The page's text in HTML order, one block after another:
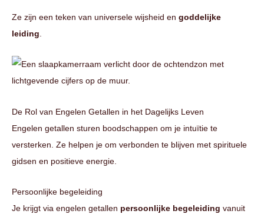
Ze zijn een teken van universele wijsheid en goddelijke
leiding
De Rol van Engelen Getallen in het Dagelijks Leven
Engelen getallen sturen boodschappen om je intuïtie te
versterken. Ze helpen je om verbonden te blijven met spirituele
gidsen en positieve energie.
Persoonlijke begeleiding
Je krijgt via engelen getallen persoonlijke begeleiding vanuit